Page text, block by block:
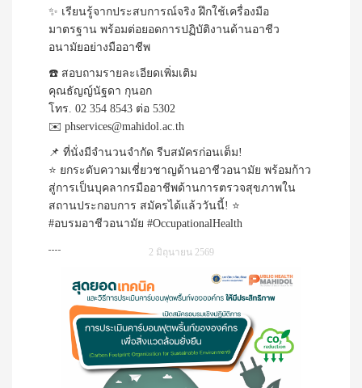
✨ เรียนรู้จากประสบการณ์จริง ฝึกใช้เครื่องมือ
มาตรฐาน พร้อมต่อยอดการปฏิบัติงานด้านอาชีว
อนามัยอย่างมืออาชีพ
☎️ สอบถามรายละเอียดเพิ่มเติม
คุณธัญญ์นัฐดา กุนอก
โทร. 02 354 8543 ต่อ 5302
✉️ phservices@mahidol.ac.th
📌 ที่นั่งมีจำนวนจำกัด รีบสมัครก่อนเต็ม!
⭐ ยกระดับความเชี่ยวชาญด้านอาชีวอนามัย พร้อมก้าว
สู่การเป็นบุคลากรมืออาชีพด้านการตรวจสุขภาพใน
สถานประกอบการ สมัครได้แล้ววันนี้! ⭐
#อบรมอาชีวอนามัย #OccupationalHealth
2 มิถุนายน 2569